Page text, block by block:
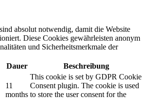
absolut notwendig, damit die Website
Diese Cookies gewährleisten anonym
und Sicherheitsmerkmale der
Dauer Beschreibung
11
months
This cookie is set by GDPR Cookie
Consent plugin. The cookie is used
to store the user consent for the